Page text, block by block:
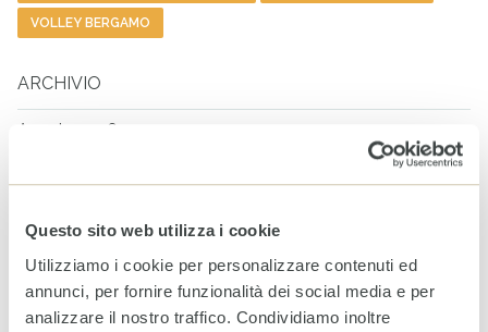
Questo sito web utilizza i cookie
Utilizziamo i cookie per personalizzare contenuti ed
annunci, per fornire funzionalità dei social media e per
analizzare il nostro traffico. Condividiamo inoltre
VOLLEY BERGAMO
ARCHIVIO
Agosto 2026
Aprile 2026